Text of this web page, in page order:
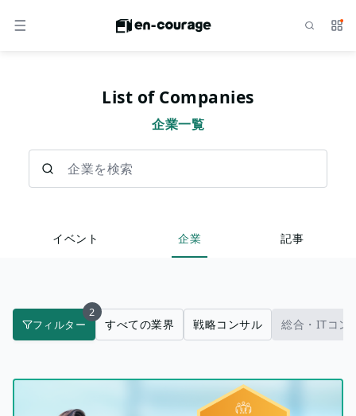
メニュー サ
List of Companies
企業一覧
イベント 企業 記事
フィルター
2
すべての業界 戦略コンサル 総合・ITコン